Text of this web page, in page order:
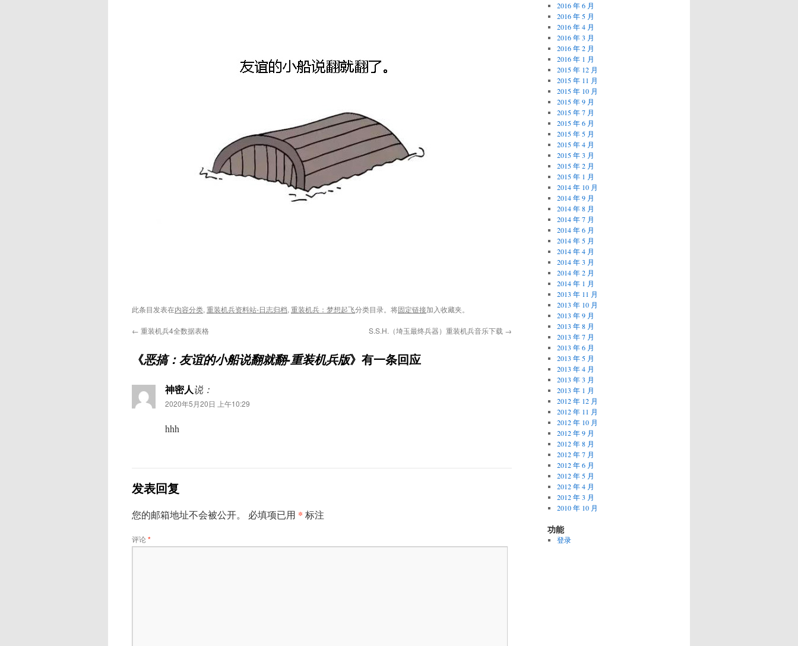
此条目发表在内容分类, 重装机兵资料站-日志归档, 重装机兵：梦想起飞分类目录。将固定链接加入收藏夹。
← 重装机兵4全数据表格 S.S.H.（埼玉最终兵器）重装机兵音乐下载 →
《恶搞：友谊的小船说翻就翻-重装机兵版》有一条回应
神密人说：
2020年5月20日 上午10:29
hhh
发表回复
您的邮箱地址不会被公开。 必填项已用 * 标注
评论*
2016 年 6 月
2016 年 5 月
2016 年 4 月
2016 年 3 月
2016 年 2 月
2016 年 1 月
2015 年 12 月
2015 年 11 月
2015 年 10 月
2015 年 9 月
2015 年 7 月
2015 年 6 月
2015 年 5 月
2015 年 4 月
2015 年 3 月
2015 年 2 月
2015 年 1 月
2014 年 10 月
2014 年 9 月
2014 年 8 月
2014 年 7 月
2014 年 6 月
2014 年 5 月
2014 年 4 月
2014 年 3 月
2014 年 2 月
2014 年 1 月
2013 年 11 月
2013 年 10 月
2013 年 9 月
2013 年 8 月
2013 年 7 月
2013 年 6 月
2013 年 5 月
2013 年 4 月
2013 年 3 月
2013 年 1 月
2012 年 12 月
2012 年 11 月
2012 年 10 月
2012 年 9 月
2012 年 8 月
2012 年 7 月
2012 年 6 月
2012 年 5 月
2012 年 4 月
2012 年 3 月
2010 年 10 月
功能
登录